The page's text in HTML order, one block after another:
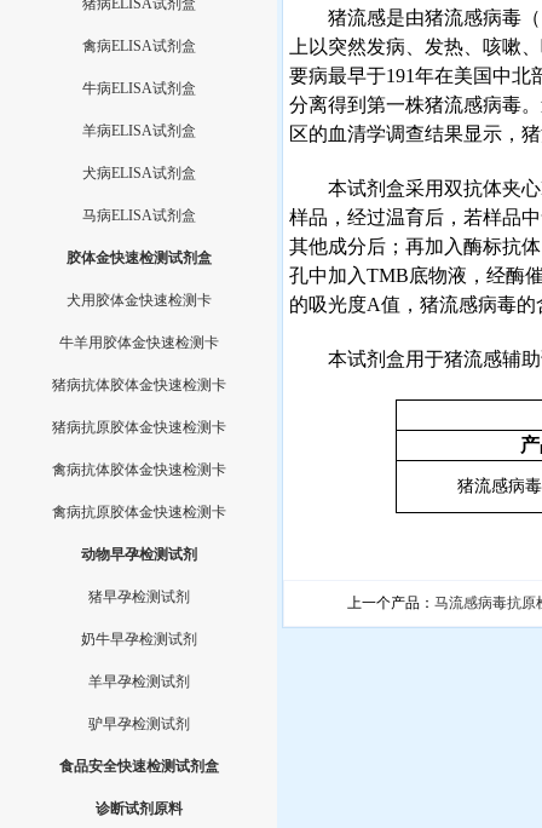
猪病ELISA试剂盒
禽病ELISA试剂盒
牛病ELISA试剂盒
羊病ELISA试剂盒
犬病ELISA试剂盒
马病ELISA试剂盒
胶体金快速检测试剂盒
犬用胶体金快速检测卡
牛羊用胶体金快速检测卡
猪病抗体胶体金快速检测卡
猪病抗原胶体金快速检测卡
禽病抗体胶体金快速检测卡
禽病抗原胶体金快速检测卡
动物早孕检测试剂
猪早孕检测试剂
奶牛早孕检测试剂
羊早孕检测试剂
驴早孕检测试剂
食品安全快速检测试剂盒
诊断试剂原料
猪流感是由猪流感病毒（
上以突然发病、发热、咳嗽
要病最早于191年在美国中北
分离得到第一株猪流感病毒
区的血清学调查结果显示，
本试剂盒采用双抗体夹心
样品，经过温育后，若样品
其他成分后；再加入酶标抗
孔中加入TMB底物液，经酶
的吸光度A值，猪流感病毒的
本试剂盒用于猪流感辅
猪流感病
上一个产品： 马流感病毒抗原